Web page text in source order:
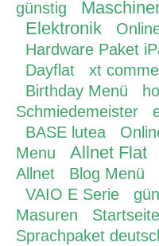
günstig
Elektronik
Hardware Paket
Dayflat
xt
Birthday Menü
Schmiedemeister
BASE lutea
Menu
Allnet Flat
Allnet
Blog Menü
VAIO E Serie
Masuren
Startseite
Sprachpaket